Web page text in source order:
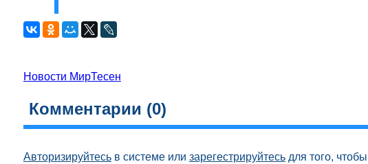
Новости МирТесен
Комментарии (0)
Авторизируйтесьв системе или зарегестрируйтесьдля того, чтобы